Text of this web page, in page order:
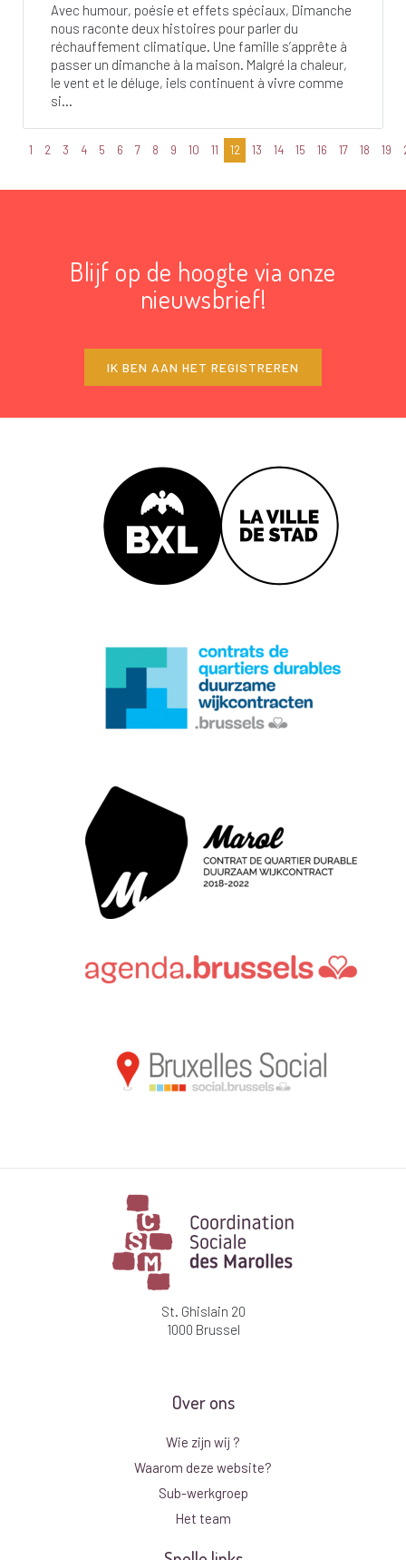
Avec humour, poésie et effets spéciaux, Dimanche
nous raconte deux histoires pour parler du
réchauffement climatique. Une famille s’apprête à
passer un dimanche à la maison. Malgré la chaleur,
le vent et le déluge, iels continuent à vivre comme
si...
1 2 3 4 5 6 7 8 9 10 11 12 13 14 15 16 17 18 19
Blijf op de hoogte via onze
nieuwsbrief!
IK BEN AAN HET REGISTREREN
St. Ghislain 20
1000 Brussel
Over ons
Wie zijn wij ?
Waarom deze website?
Sub-werkgroep
Het team